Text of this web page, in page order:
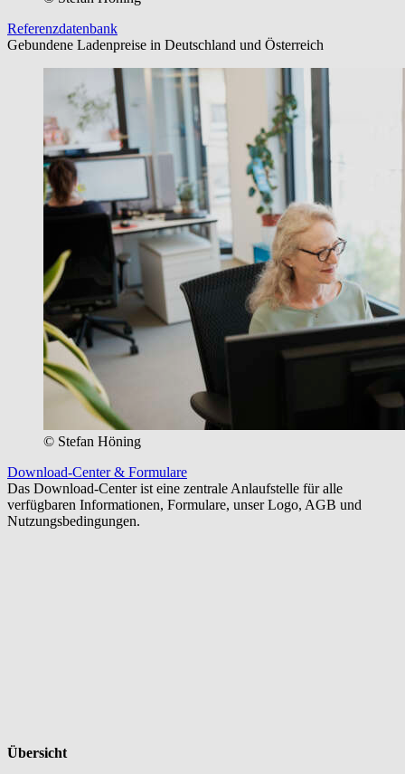
Referenzdatenbank
Gebundene Ladenpreise in Deutschland und Österreich
© Stefan Höning
Download-Center & Formulare
Das Download-Center ist eine zentrale Anlaufstelle für alle
verfügbaren Informationen, Formulare, unser Logo, AGB und
Nutzungsbedingungen.
Übersicht